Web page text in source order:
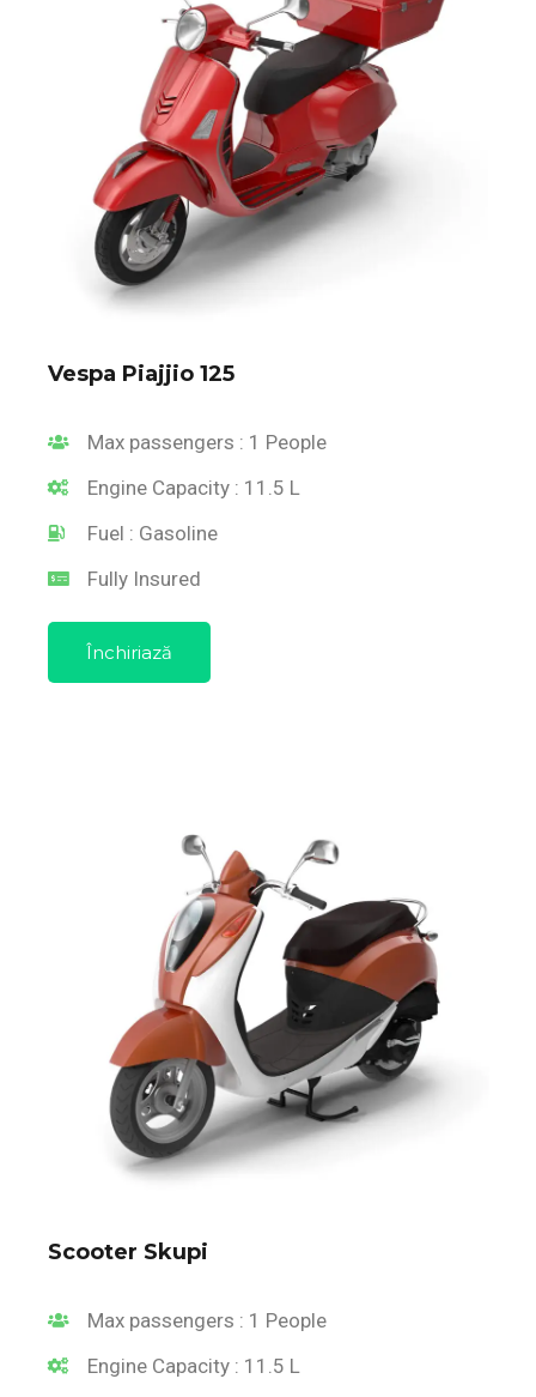
Vespa Piajjio 125
Max passengers : 1 People
Engine Capacity : 11.5 L
Fuel : Gasoline
Fully Insured
Închiriază
Scooter Skupi
Max passengers : 1 People
Engine Capacity : 11.5 L